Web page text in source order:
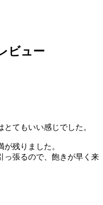
ビュー
てもいい感じでした。
残りました。
っ張るので、飽きが早く来